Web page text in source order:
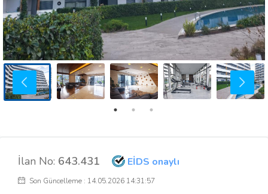
İlan No: 643.431 EİDS onaylı
Son Güncelleme : 14.05.2026 14:31:57